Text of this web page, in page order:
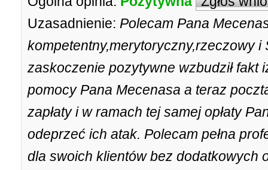
Uzasadnienie: Polecam Pana
kompetentny,merytoryczny,rzeczowy
zaskoczenie pozytywne wzbudził fakt
pomocy Pana Mecenasa a teraz
zapłaty i w ramach tej samej opłaty
odeprzeć ich atak. Polecam pełna
dla swoich klientów bez dodatkowych